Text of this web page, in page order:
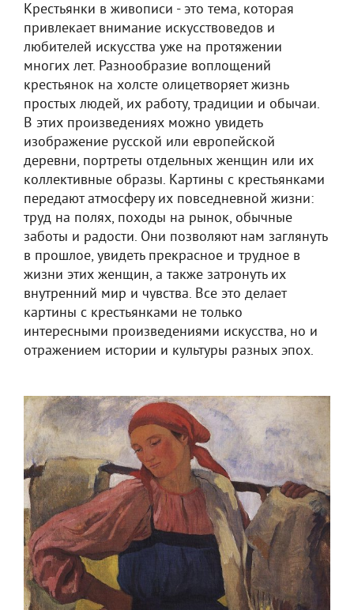
Крестьянки в живописи - это тема, которая
привлекает внимание искусствоведов и
любителей искусства уже на протяжении
многих лет. Разнообразие воплощений
крестьянок на холсте олицетворяет жизнь
простых людей, их работу, традиции и обычаи.
В этих произведениях можно увидеть
изображение русской или европейской
деревни, портреты отдельных женщин или их
коллективные образы. Картины с крестьянками
передают атмосферу их повседневной жизни:
труд на полях, походы на рынок, обычные
заботы и радости. Они позволяют нам заглянуть
в прошлое, увидеть прекрасное и трудное в
жизни этих женщин, а также затронуть их
внутренний мир и чувства. Все это делает
картины с крестьянками не только
интересными произведениями искусства, но и
отражением истории и культуры разных эпох.